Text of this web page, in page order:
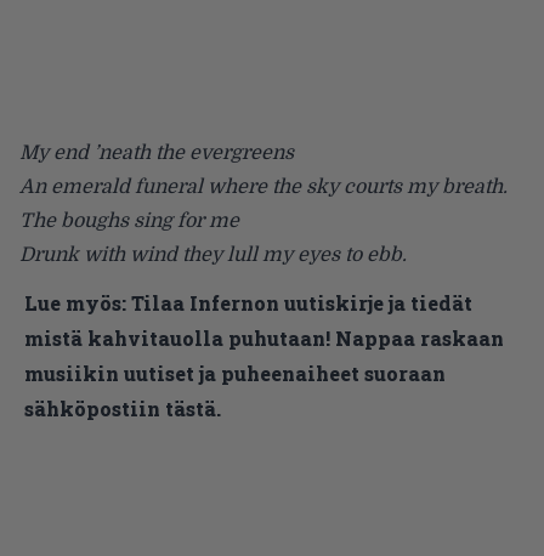
My end ’neath the evergreens
An emerald funeral where the sky courts my breath.
The boughs sing for me
Drunk with wind they lull my eyes to ebb.
Lue myös:Tilaa Infernon uutiskirje ja tiedät
mistä kahvitauolla puhutaan! Nappaa raskaan
musiikin uutiset ja puheenaiheet suoraan
sähköpostiin tästä.